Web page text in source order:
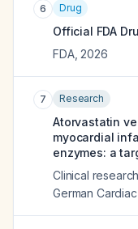
6 Drug
Official FDA
FDA, 2026
7 Research
Atorvastatin
myocardial
enzymes: a
Clinical
German